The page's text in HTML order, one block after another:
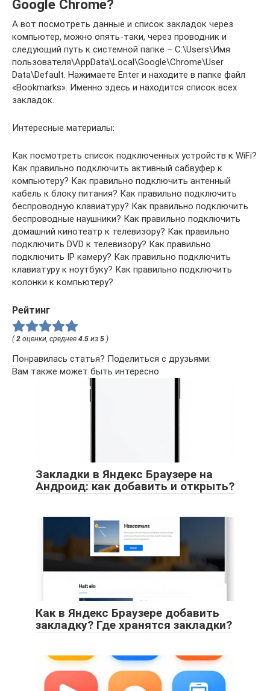
Google Chrome?
А вот посмотреть данные и список закладок через
компьютер, можно опять-таки, через проводник и
следующий путь к системной папке – C:\Users\Имя
пользователя\AppData\Local\Google\Chrome\User
Data\Default. Нажимаете Enter и находите в папке файл
«Bookmarks». Именно здесь и находится список всех
закладок.
Интересные материалы:
Как посмотреть список подключенных устройств к WiFi?
Как правильно подключить активный сабвуфер к
компьютеру? Как правильно подключить антенный
кабель к блоку питания? Как правильно подключить
беспроводную клавиатуру? Как правильно подключить
беспроводные наушники? Как правильно подключить
домашний кинотеатр к телевизору? Как правильно
подключить DVD к телевизору? Как правильно
подключить IP камеру? Как правильно подключить
клавиатуру к ноутбуку? Как правильно подключить
колонки к компьютеру?
Рейтинг
( 2 оценки, среднее 4.5 из 5 )
Понравилась статья? Поделиться с друзьями:
Вам также может быть интересно
Закладки в Яндекс Браузере на
Андроид: как добавить и открыть?
Как в Яндекс Браузере добавить
закладку? Где хранятся закладки?